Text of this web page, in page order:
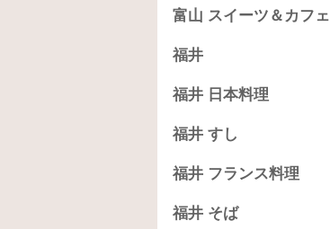
富山 スイーツ＆カフェ
福井
福井 日本料理
福井 すし
福井 フランス料理
福井 そば